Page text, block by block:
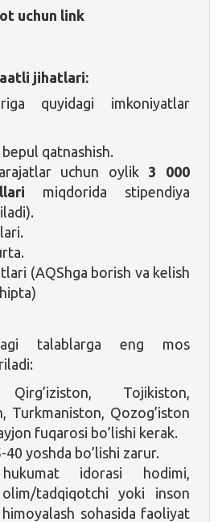
uchun link
jihatlari:
quyidagi imkoniyatlar
qatnashish.
uchun oylik 3 000
miqdorida stipendiya
(AQShga borish va kelish
talablarga eng mos
Tojikiston,
Turkmaniston, Qozog’iston
fuqarosi bo’lishi kerak.
yoshda bo’lishi zarur.
idorasi hodimi,
olim/tadqiqotchi yoki inson
sohasida faoliyat